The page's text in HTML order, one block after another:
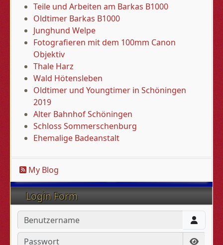
Teile und Arbeiten am Barkas B1000
Oldtimer Barkas B1000
Junghund Welpe
Fotografieren mit dem 100mm Canon
Objektiv
Thale Harz
Wald Hötensleben
Oldtimer und Youngtimer in Schöningen
2019
Alter Bahnhof Schöningen
Schloss Sommerschenburg
Ehemalige Badeanstalt
My Blog
Login Form
Benutzername
Passwort